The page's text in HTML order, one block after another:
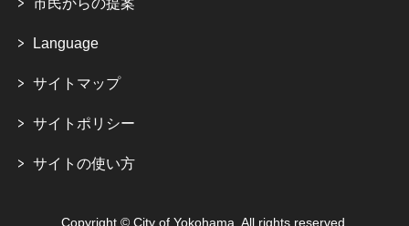
Language
サイトマップ
サイトポリシー
サイトの使い方
Copyright © City of Yokohama. All rights reserved.